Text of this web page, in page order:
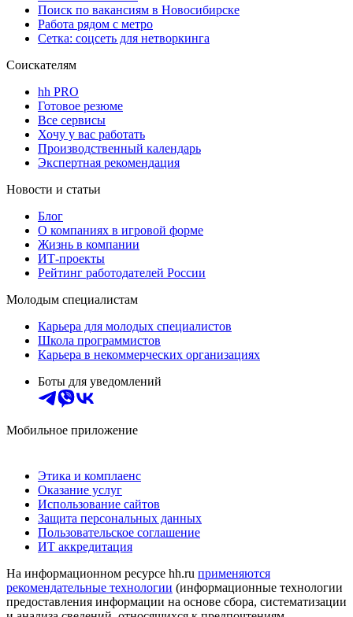
Поиск по вакансиям в Новосибирске
Работа рядом с метро
Сетка: соцсеть для нетворкинга
Соискателям
hh PRO
Готовое резюме
Все сервисы
Хочу у вас работать
Производственный календарь
Экспертная рекомендация
Новости и статьи
Блог
О компаниях в игровой форме
Жизнь в компании
ИТ-проекты
Рейтинг работодателей России
Молодым специалистам
Карьера для молодых специалистов
Школа программистов
Карьера в некоммерческих организациях
Боты для уведомлений
Мобильное приложение
Этика и комплаенс
Оказание услуг
Использование сайтов
Защита персональных данных
Пользовательское соглашение
ИТ аккредитация
На информационном ресурсе hh.ru применяются
рекомендательные технологии (информационные технологии
предоставления информации на основе сбора, систематизации